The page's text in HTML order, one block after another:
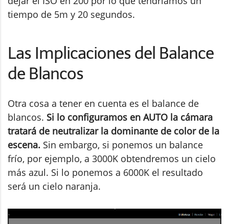
tiempo de 5m y 20 segundos.
Las Implicaciones del Balance
de Blancos
Otra cosa a tener en cuenta es el balance de
blancos. Si lo configuramos en AUTO la cámara
tratará de neutralizar la dominante de color de la
escena. Sin embargo, si ponemos un balance
frío, por ejemplo, a 3000K obtendremos un cielo
más azul. Si lo ponemos a 6000K el resultado
será un cielo naranja.